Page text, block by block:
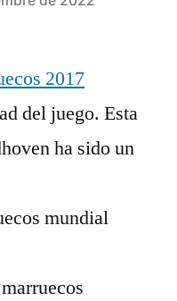
del juego. Esta
ha sido un